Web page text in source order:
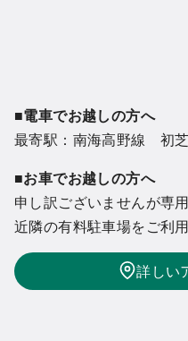
■電車でお越しの方へ
最寄駅：南海高野線 初
■お車でお越しの方へ
申し訳ございませんが専
近隣の有料駐車場をご利
詳しい